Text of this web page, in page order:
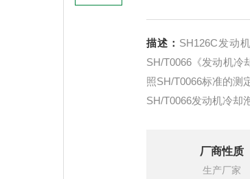
描述： SH126C发动
SH/T0066《发动机
照SH/T0066标准的测
SH/T0066发动机冷却
厂商性质
生产厂家